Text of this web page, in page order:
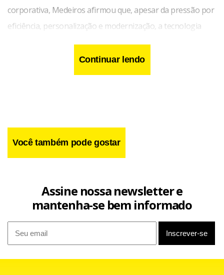
corporativa, Medeiros afirmou que, apesar da pressão por
eficiência, personalização e modernização, a tecnologia
pode liberar tempo para o que considera essencial: o
relacionamento com o cliente.Continuar lendo
Você também pode gostar
Assine nossa newsletter e
mantenha-se bem informado